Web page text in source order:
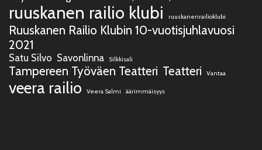
ruuskanen railio klubi ruuskanenrailioklubi
Ruuskanen Railio Klubin 10-vuotisjuhlavuosi
2021
Satu Silvo Savonlinna Silkkisali
Tampereen Työväen Teatteri Teatteri Vantaa
veera railio Veera Salmi äärimmäisyys